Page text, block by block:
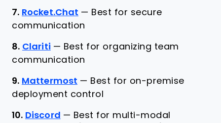
7. Rocket.Chat — Best for secure
communication
8. Clariti — Best for organizing team
communication
9. Mattermost — Best for on-premise
deployment control
10. Discord — Best for multi-modal